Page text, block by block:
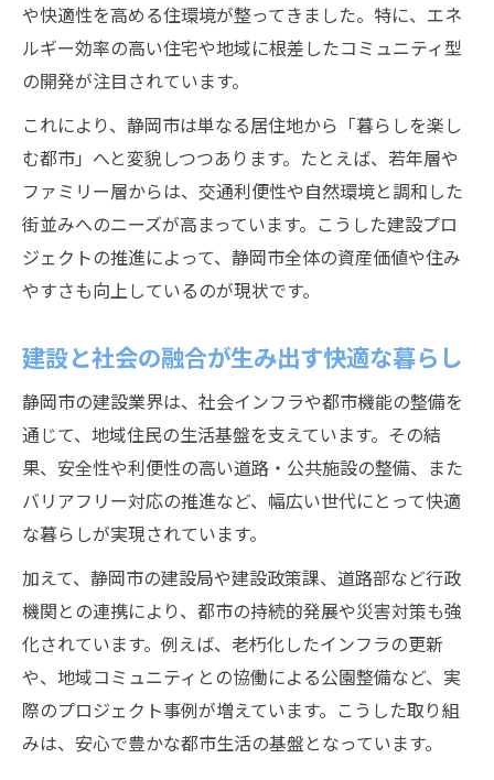
建設を活用した資産運用の実践ポイント
建設と不動産投資が生む資産形成の強み
静岡市で注目される建設資産の増やし方
建設業界の知見が資産形成に活きる理由
建設業界でキャリアアップを志すなら静岡市
建設でキャリアアップに繋がる静岡市の強
み
建設業の転職・就職で成功するための秘訣
る
建設関連資格取得がキャリアに与える影響
建設業界でのキャリアアップ支援制度紹介
建設を通じた静岡市の生活利便性向上策
建設が実現する静岡市の利便性向上の工夫
生活の質を高める建設プロジェクトの展開
建設業界が支える便利な暮らしの実例紹介
建設を活かした静岡市の都市機能向上策
建設による生活インフラの進化とその効果
静岡市の都市開発が生み出すチャンスを探る
建設と都市開発が生む静岡市の新たな機会
都市開発に見る建設業界のビジネスチャン
や快適性を高める住環境が整ってきました。特に、エネ
ルギー効率の高い住宅や地域に根差したコミュニティ型
の開発が注目されています。
これにより、静岡市は単なる居住地から「暮らしを楽し
む都市」へと変貌しつつあります。たとえば、若年層や
ファミリー層からは、交通利便性や自然環境と調和した
街並みへのニーズが高まっています。こうした建設プロ
ジェクトの推進によって、静岡市全体の資産価値や住み
やすさも向上しているのが現状です。
建設と社会の融合が生み出す快適な暮らし
静岡市の建設業界は、社会インフラや都市機能の整備を
通じて、地域住民の生活基盤を支えています。その結
果、安全性や利便性の高い道路・公共施設の整備、また
バリアフリー対応の推進など、幅広い世代にとって快適
な暮らしが実現されています。
加えて、静岡市の建設局や建設政策課、道路部など行政
機関との連携により、都市の持続的発展や災害対策も強
化されています。例えば、老朽化したインフラの更新
や、地域コミュニティとの協働による公園整備など、実
際のプロジェクト事例が増えています。こうした取り組
みは、安心で豊かな都市生活の基盤となっています。